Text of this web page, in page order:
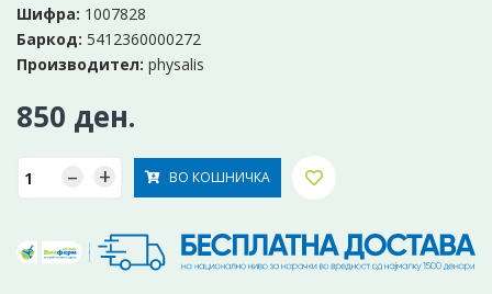
Шифра: 1007828
Баркод: 5412360000272
Производител: physalis
850 ден.
– + ВО КОШНИЧКА